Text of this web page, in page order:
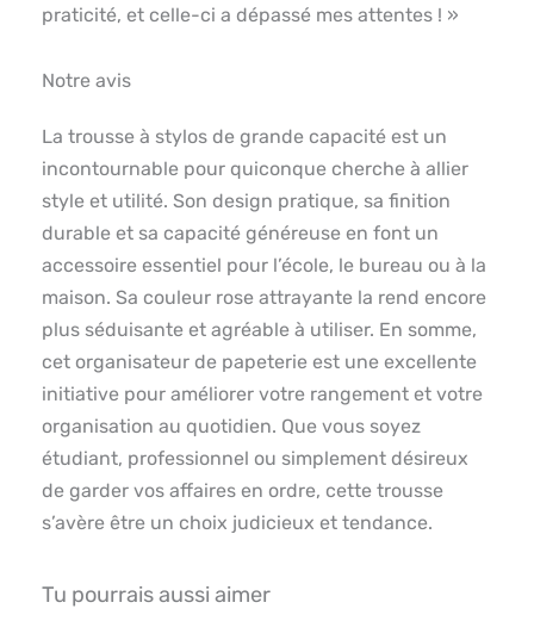
praticité, et celle-ci a dépassé mes attentes ! »
Notre avis
La trousse à stylos de grande capacité est un
incontournable pour quiconque cherche à allier
style et utilité. Son design pratique, sa finition
durable et sa capacité généreuse en font un
accessoire essentiel pour l’école, le bureau ou à la
maison. Sa couleur rose attrayante la rend encore
plus séduisante et agréable à utiliser. En somme,
cet organisateur de papeterie est une excellente
initiative pour améliorer votre rangement et votre
organisation au quotidien. Que vous soyez
étudiant, professionnel ou simplement désireux
de garder vos affaires en ordre, cette trousse
s’avère être un choix judicieux et tendance.
Tu pourrais aussi aimer